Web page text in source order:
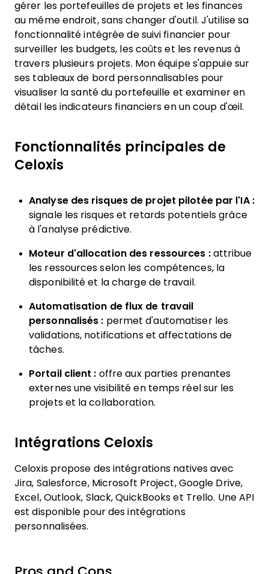
gérer les portefeuilles de projets et les finances
au même endroit, sans changer d'outil. J'utilise sa
fonctionnalité intégrée de suivi financier pour
surveiller les budgets, les coûts et les revenus à
travers plusieurs projets. Mon équipe s'appuie sur
ses tableaux de bord personnalisables pour
visualiser la santé du portefeuille et examiner en
détail les indicateurs financiers en un coup d'œil.
Fonctionnalités principales de
Celoxis
Analyse des risques de projet pilotée par l'IA :
signale les risques et retards potentiels grâce
à l'analyse prédictive.
Moteur d'allocation des ressources :attribue
les ressources selon les compétences, la
disponibilité et la charge de travail.
Automatisation de flux de travail
personnalisés : permet d'automatiser les
validations, notifications et affectations de
tâches.
Portail client : offre aux parties prenantes
externes une visibilité en temps réel sur les
projets et la collaboration.
Intégrations Celoxis
Celoxis propose des intégrations natives avec
Jira, Salesforce, Microsoft Project, Google Drive,
Excel, Outlook, Slack, QuickBooks et Trello. Une API
est disponible pour des intégrations
personnalisées.